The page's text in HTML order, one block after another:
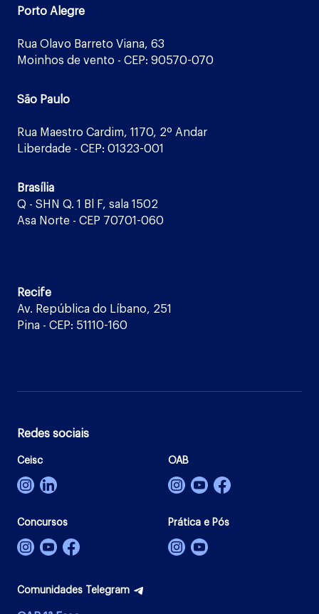
Porto Alegre
Rua Olavo Barreto Viana, 63
Moinhos de vento - CEP: 90570-070
São Paulo
Rua Maestro Cardim, 1170, 2º Andar
Liberdade - CEP: 01323-001
Brasília
Q - SHN Q. 1 Bl F, sala 1502
Asa Norte - CEP 70701-060
Recife
Av. República do Líbano, 251
Pina - CEP: 51110-160
Redes sociais
Ceisc OAB
Concursos Prática e Pós
Comunidades Telegram